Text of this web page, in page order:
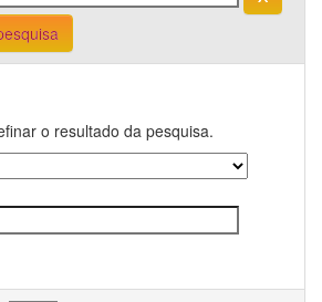
o resultado da pesquisa.